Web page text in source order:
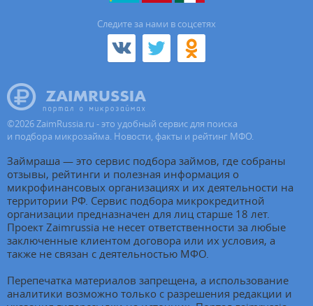
Cледите за нами в соцсетях
©2026ZaimRussia.ru - это удобный сервис для поиска
и подбора микрозайма. Новости, факты и рейтинг МФО.
Займраша — это сервис подбора займов, где собраны
отзывы, рейтинги и полезная информация о
микрофинансовых организациях и их деятельности на
территории РФ. Сервис подбора микрокредитной
организации предназначен для лиц старше 18 лет.
Проект Zaimrussia не несет ответственности за любые
заключенные клиентом договора или их условия, а
также не связан с деятельностью МФО.
Перепечатка материалов запрещена, а использование
аналитики возможно только с разрешения редакции и